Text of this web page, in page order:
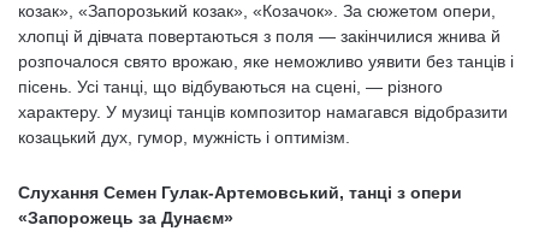
козак», «Запорозький козак», «Козачок». За сюжетом опери,
хлопці й дівчата повертаються з поля — закінчилися жнива й
розпочалося свято врожаю, яке неможливо уявити без танців і
пісень. Усі танці, що відбуваються на сцені, — різного
характеру. У музиці танців композитор намагався відобразити
козацький дух, гумор, мужність і оптимізм.
Слухання Семен Гулак-Артемовський, танці з опери
«Запорожець за Дунаєм»